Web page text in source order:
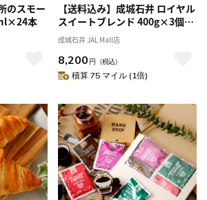
のスモー
本
【送料込み】成城石井 ロイヤル
スイートブレンド 400g×3個
【豆】
成城石井 JAL Mall店
8,200 円 （税込）
積算 75 マイル (1倍)